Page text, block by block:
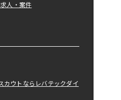
人・案件
カウトならレバテックダイ